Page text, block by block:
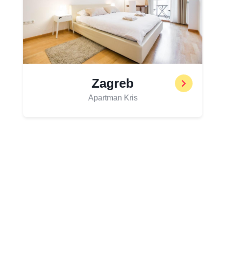
Zagreb
Apartman Kris